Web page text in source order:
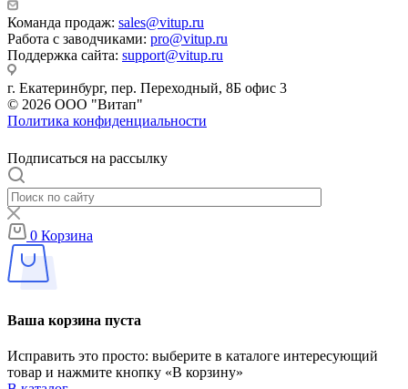
Команда продаж: sales@vitup.ru
Работа с заводчиками: pro@vitup.ru
Поддержка сайта: support@vitup.ru
г. Екатеринбург, пер. Переходный, 8Б офис 3
© 2026 ООО "Витап"
Политика конфиденциальности
Подписаться на рассылку
0 Корзина
Ваша корзина пуста
Исправить это просто: выберите в каталоге интересующий
товар и нажмите кнопку «В корзину»